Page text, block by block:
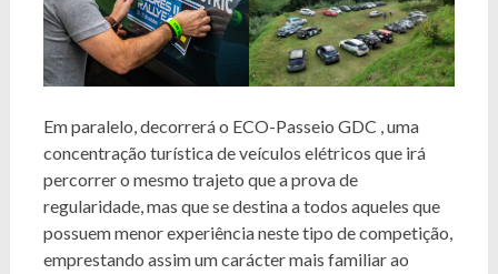
Em paralelo, decorrerá o ECO-Passeio GDC , uma
concentração turística de veículos elétricos que irá
percorrer o mesmo trajeto que a prova de
regularidade, mas que se destina a todos aqueles que
possuem menor experiência neste tipo de competição,
emprestando assim um carácter mais familiar ao